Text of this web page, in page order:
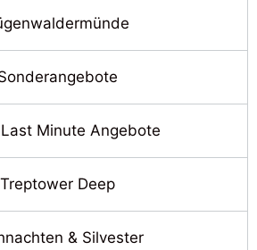
Minute Angebote
Treptower Deep
& Silvester